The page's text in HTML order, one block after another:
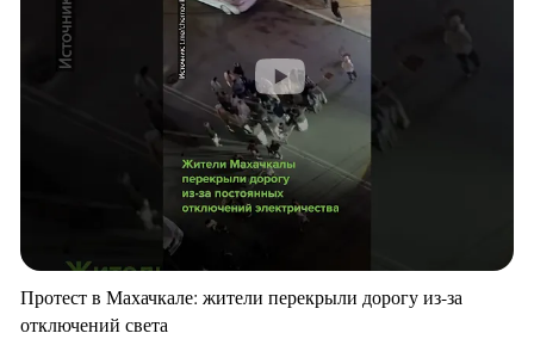
Протест в Махачкале: жители перекрыли дорогу из-за
отключений света